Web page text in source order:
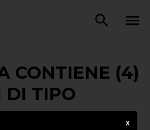
CONTIENE (4)
DI TIPO
X